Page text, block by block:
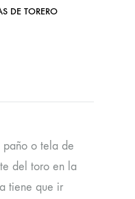
DE TORERO
paño o tela de
del toro en la
tiene que ir